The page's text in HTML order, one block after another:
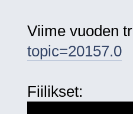
Viime vuoden
topic=20157.0
Fiilikset: